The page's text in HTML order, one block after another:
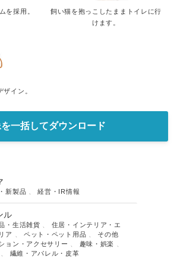
を採用。
飼い猫を抱っこしたままトイレに行
けます。
イン。
一括してダウンロード
新製品 、経営・IR情報
ル
・生活雑貨
住居・インテリア・エ
ア
ペット・ペット用品
その他
ョン・アクセサリー
趣味・娯楽
繊維・アパレル・皮革